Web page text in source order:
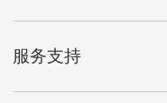
服务支持